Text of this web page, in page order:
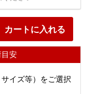
カートに入れる
安
サイズ等）をご選択